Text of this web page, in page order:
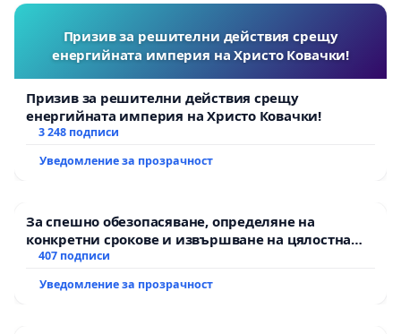
Призив за решителни действия срещу
енергийната империя на Христо Ковачки!
Призив за решителни действия срещу
енергийната империя на Христо Ковачки!
3 248 подписи
Уведомление за прозрачност
За спешно обезопасяване, определяне на
конкретни срокове и извършване на цялостна
рехабилитация на републиканския път между
Мирово - к.к. Момин проход
407 подписи
Уведомление за прозрачност